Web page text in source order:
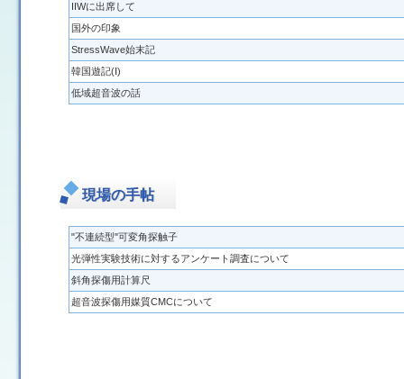
IIWに出席して
国外の印象
StressWave始末記
韓国遊記(Ⅰ)
低域超音波の話
現場の手帖
"不連続型"可変角探触子
光弾性実験技術に対するアンケート調査について
斜角探傷用計算尺
超音波探傷用媒質CMCについて